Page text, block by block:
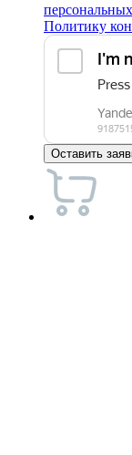
Политику
Оставить